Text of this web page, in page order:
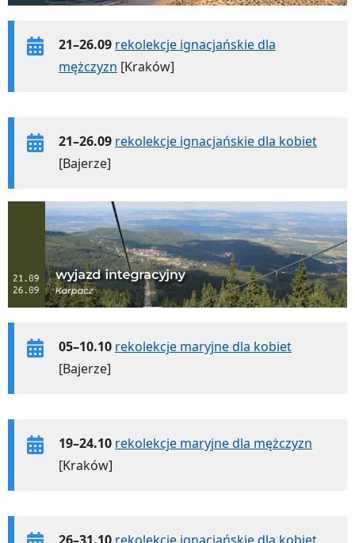
21–26.09 rekolekcje ignacjańskie dla
mężczyzn [Kraków]
21–26.09 rekolekcje ignacjańskie dla kobiet
[Bajerze]
05–10.10 rekolekcje maryjne dla kobiet
[Bajerze]
19–24.10 rekolekcje maryjne dla mężczyzn
[Kraków]
26–31.10 rekolekcje ignacjańskie dla kobiet